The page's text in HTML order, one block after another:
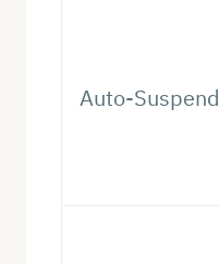
Auto-Suspend